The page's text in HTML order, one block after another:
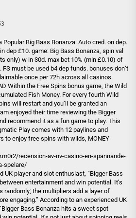
Popular Big Bass Bonanza: Auto cred. on dep.
dep £10. game: Big Bass Bonanza, spin val
only) w in 30d. max bet 10% (min £0.10) of
must be used b4 dep funds. bonuses don’t
once per 72h across all casinos.
Within the Free Spins bonus game, the Wild
Fish Money. For every fourth Wild
will restart and you’ll be granted an
enjoyed their time reviewing the Bigger
recommend it as a fun game to play. This
Play comes with 12 paylines and
to enjoy free spins with wilds, MONEY
recension-av-nv-casino-en-spannande-
spelare/
UK player and slot enthusiast‚ ”Bigger Bass
entertainment and win potential. It’s
randomly; the multipliers add a layer of
engaging.” According to an experienced UK
Bass Bonanza hits a sweet spot